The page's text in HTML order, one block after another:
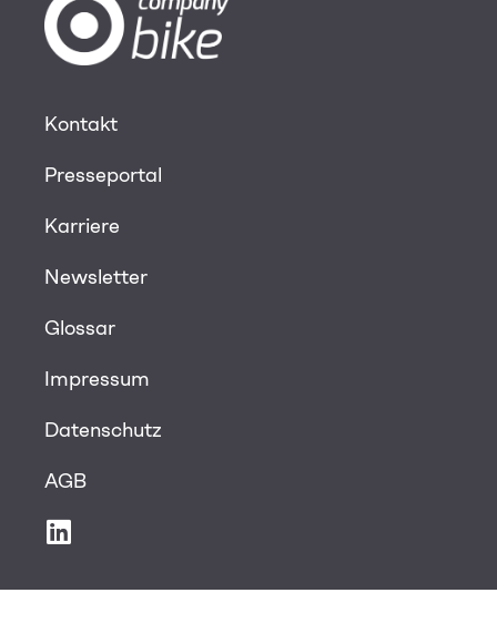
Kontakt
Presseportal
Karriere
Newsletter
Glossar
Impressum
Datenschutz
AGB